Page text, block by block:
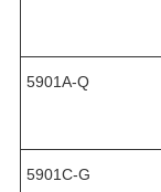
5901A-Q
5901C-G